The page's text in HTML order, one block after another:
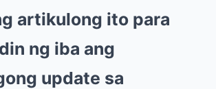
artikulong ito para
ng iba ang
update sa